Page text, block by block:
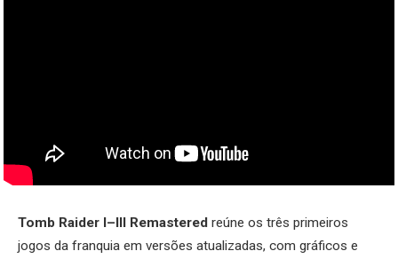
Tomb Raider I–III Remastered reúne os três primeiros
jogos da franquia em versões atualizadas, com gráficos e